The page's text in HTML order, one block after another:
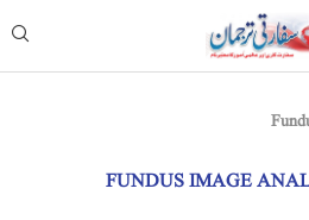
FUNDUS IMAGE